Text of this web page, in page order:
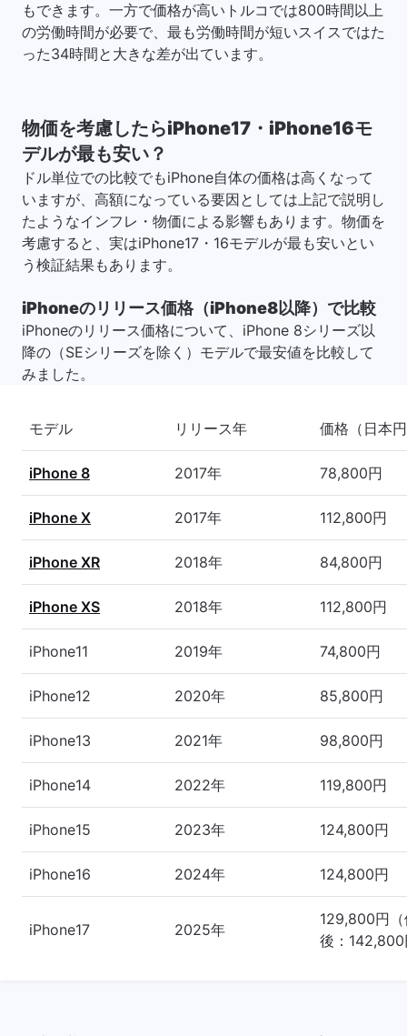
もできます。一方で価格が高いトルコでは800時間以上
の労働時間が必要で、最も労働時間が短いスイスではた
った34時間と大きな差が出ています。
物価を考慮したらiPhone17・iPhone16モ
デルが最も安い？
ドル単位での比較でもiPhone自体の価格は高くなって
いますが、高額になっている要因としては上記で説明し
たようなインフレ・物価による影響もあります。物価を
考慮すると、実はiPhone17・16モデルが最も安いとい
う検証結果もあります。
iPhoneのリリース価格（iPhone8以降）で比較
iPhoneのリリース価格について、iPhone 8シリーズ以
降の（SEシリーズを除く）モデルで最安値を比較して
みました。
モデル リリース年 価格（日本
iPhone 8 2017年 78,800円
iPhone X 2017年 112,800円
iPhone XR 2018年 84,800円
iPhone XS 2018年 112,800円
iPhone11 2019年 74,800円
iPhone12 2020年 85,800円
iPhone13 2021年 98,800円
iPhone14 2022年 119,800円
iPhone15 2023年 124,800円
iPhone16 2024年 124,800円
iPhone17 2025年
129,800円
後：142,800